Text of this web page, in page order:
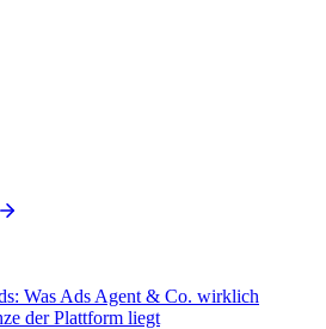
Was Ads Agent & Co. wirklich
der Plattform liegt